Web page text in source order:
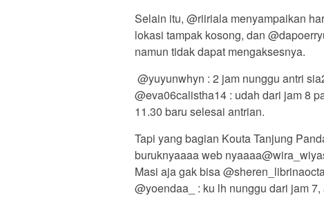
Selain itu, @riiriala menyampaikan
lokasi tampak kosong, dan
namun tidak dapat mengaksesnya.
@yuyunwhyn : 2 jam nunggu antri
@eva06calistha14 : udah dari jam 8
11.30 baru selesai antrian.
Tapi yang bagian Kouta Tanjung
buruknyaaaa web
Masi aja gak bisa
@yoendaa_ : ku lh nunggu dari jam